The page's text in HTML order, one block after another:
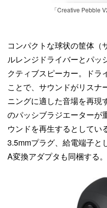
「Creative Pebble
コンパクトな球状の筐体（
ルレンジドライバーとパッ
クティブスピーカー。ドラ
ことで、サウンドがリスナ
ニングに適した音場を再現
のパッシブラジエーターが
ウンドを再生するとしてい
3.5mmプラグ、給電端子と
A変換アダプタも同梱する。